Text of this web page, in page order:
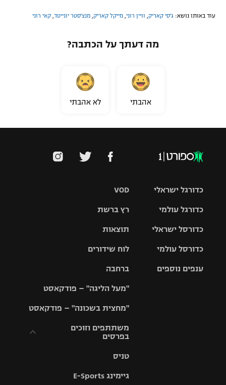
עוד באותו נושא: ג'סי קאריק, וויין רוני, מייקל קאריק, מנצ'סטר יונייטד, קאי רוני
מה דעתך על הכתבה?
אהבתי לא אהבתי
VOD
רץ ברשת
תוצאות
לוח שידורים
ברחבה
"מעל הליגה" – פודקאסט
"מחצית בשכונה" – פודקאסט
משתתפים וזוכים
בפרסים
וזוכים בפרסים
טניס
גיימינג E-Sports
כדורגל ישראלי
גביע הטוטו
כדורגל עולמי
האלופות
ליגה
כדורסל ישראלי
סל
כדורסל עולמי
ענפים נוספים